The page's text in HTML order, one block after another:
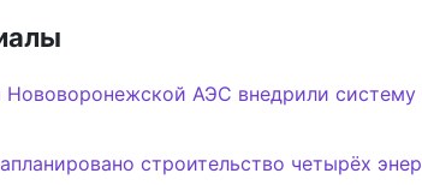
Нововоронежской АЭС внедрили
строительство четырёх